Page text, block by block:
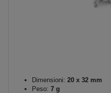
Dimensioni: 20 x 32 mm
Peso: 7 g